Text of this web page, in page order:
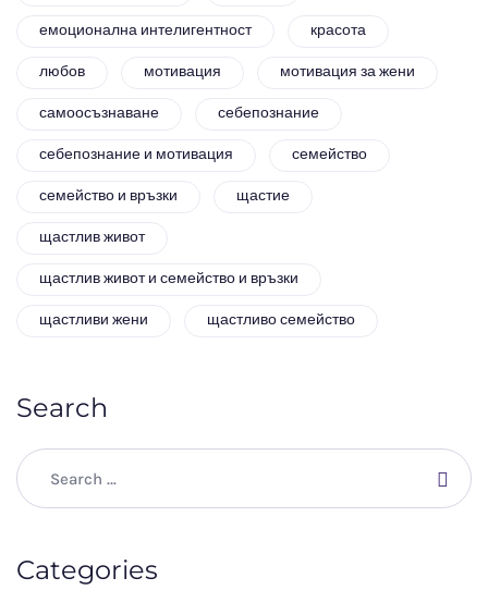
емоционална интелигентност красота
любов мотивация мотивация за жени
самоосъзнаване себепознание
себепознание и мотивация семейство
семейство и връзки щастие
щастлив живот
щастлив живот и семейство и връзки
щастливи жени щастливо семейство
Search
Categories